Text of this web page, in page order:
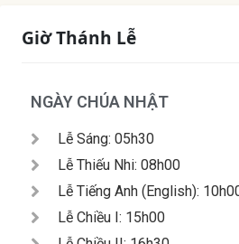
Giờ Thánh Lễ
NGÀY CHÚA NHẬT
Lễ Sáng: 05h30
Lễ Thiếu Nhi: 08h00
Lễ Tiếng Anh (English):
Lễ Chiều I: 15h00